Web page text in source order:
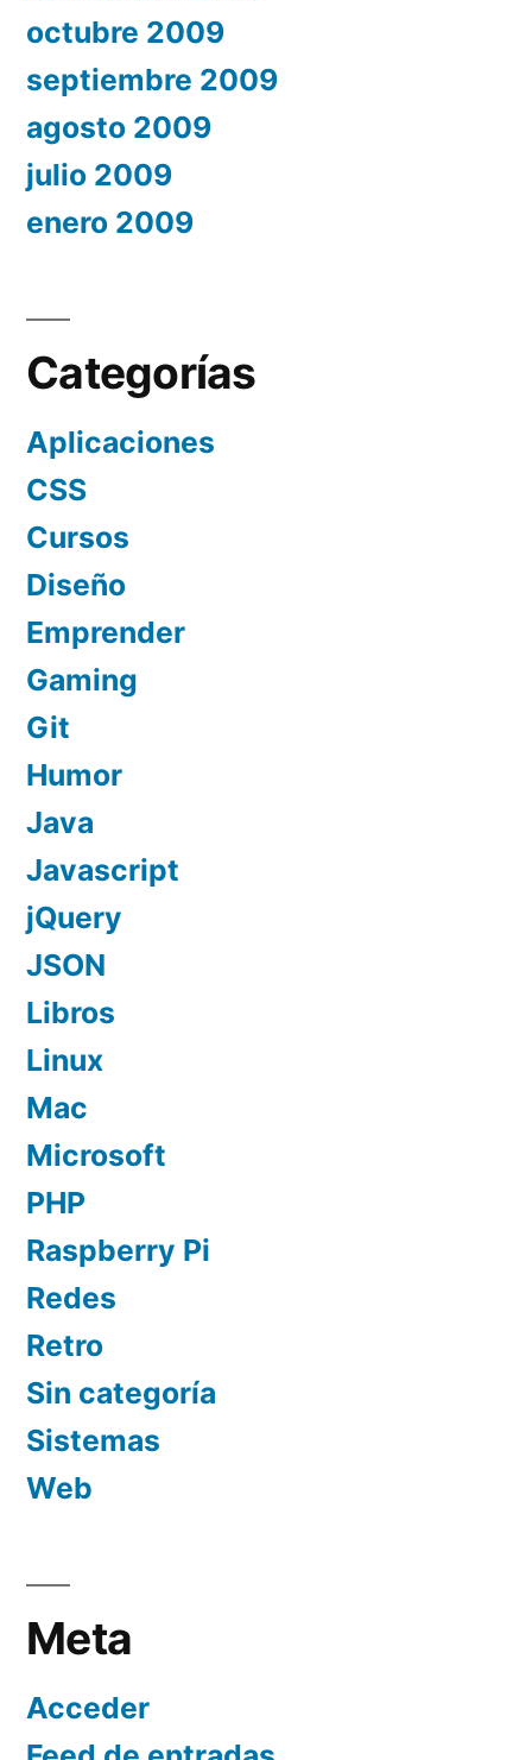
octubre 2009
septiembre 2009
agosto 2009
julio 2009
enero 2009
Categorías
Aplicaciones
CSS
Cursos
Diseño
Emprender
Gaming
Git
Humor
Java
Javascript
jQuery
JSON
Libros
Linux
Mac
Microsoft
PHP
Raspberry Pi
Redes
Retro
Sin categoría
Sistemas
Web
Meta
Acceder